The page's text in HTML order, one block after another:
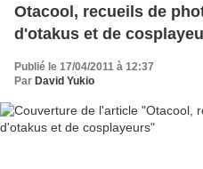
Otacool, recueils de
d'otakus et de
Publié le 17/04/2011 à 12:37
Par David Yukio